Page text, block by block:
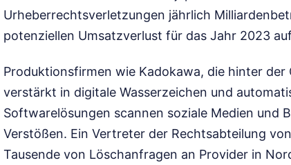
Urheberrechtsverletzungen jährlich
potenziellen Umsatzverlust für das Jahr 2023
Produktionsfirmen wie Kadokawa, die hinter der
verstärkt in digitale Wasserzeichen und
Softwarelösungen scannen soziale Medien und
Verstößen. Ein Vertreter der Rechtsabteilung
Tausende von Löschanfragen an Provider in